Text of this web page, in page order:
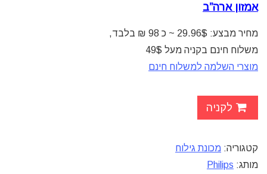
אמזון ארה”ב
מחיר מבצע: 29.96$ ~ כ 98 ₪ בלבד,
משלוח חינם בקניה מעל 49$
מוצרי השלמה למשלוח חינם
לקניה
קטגוריה: מכונת גילוח
מותג: Philips